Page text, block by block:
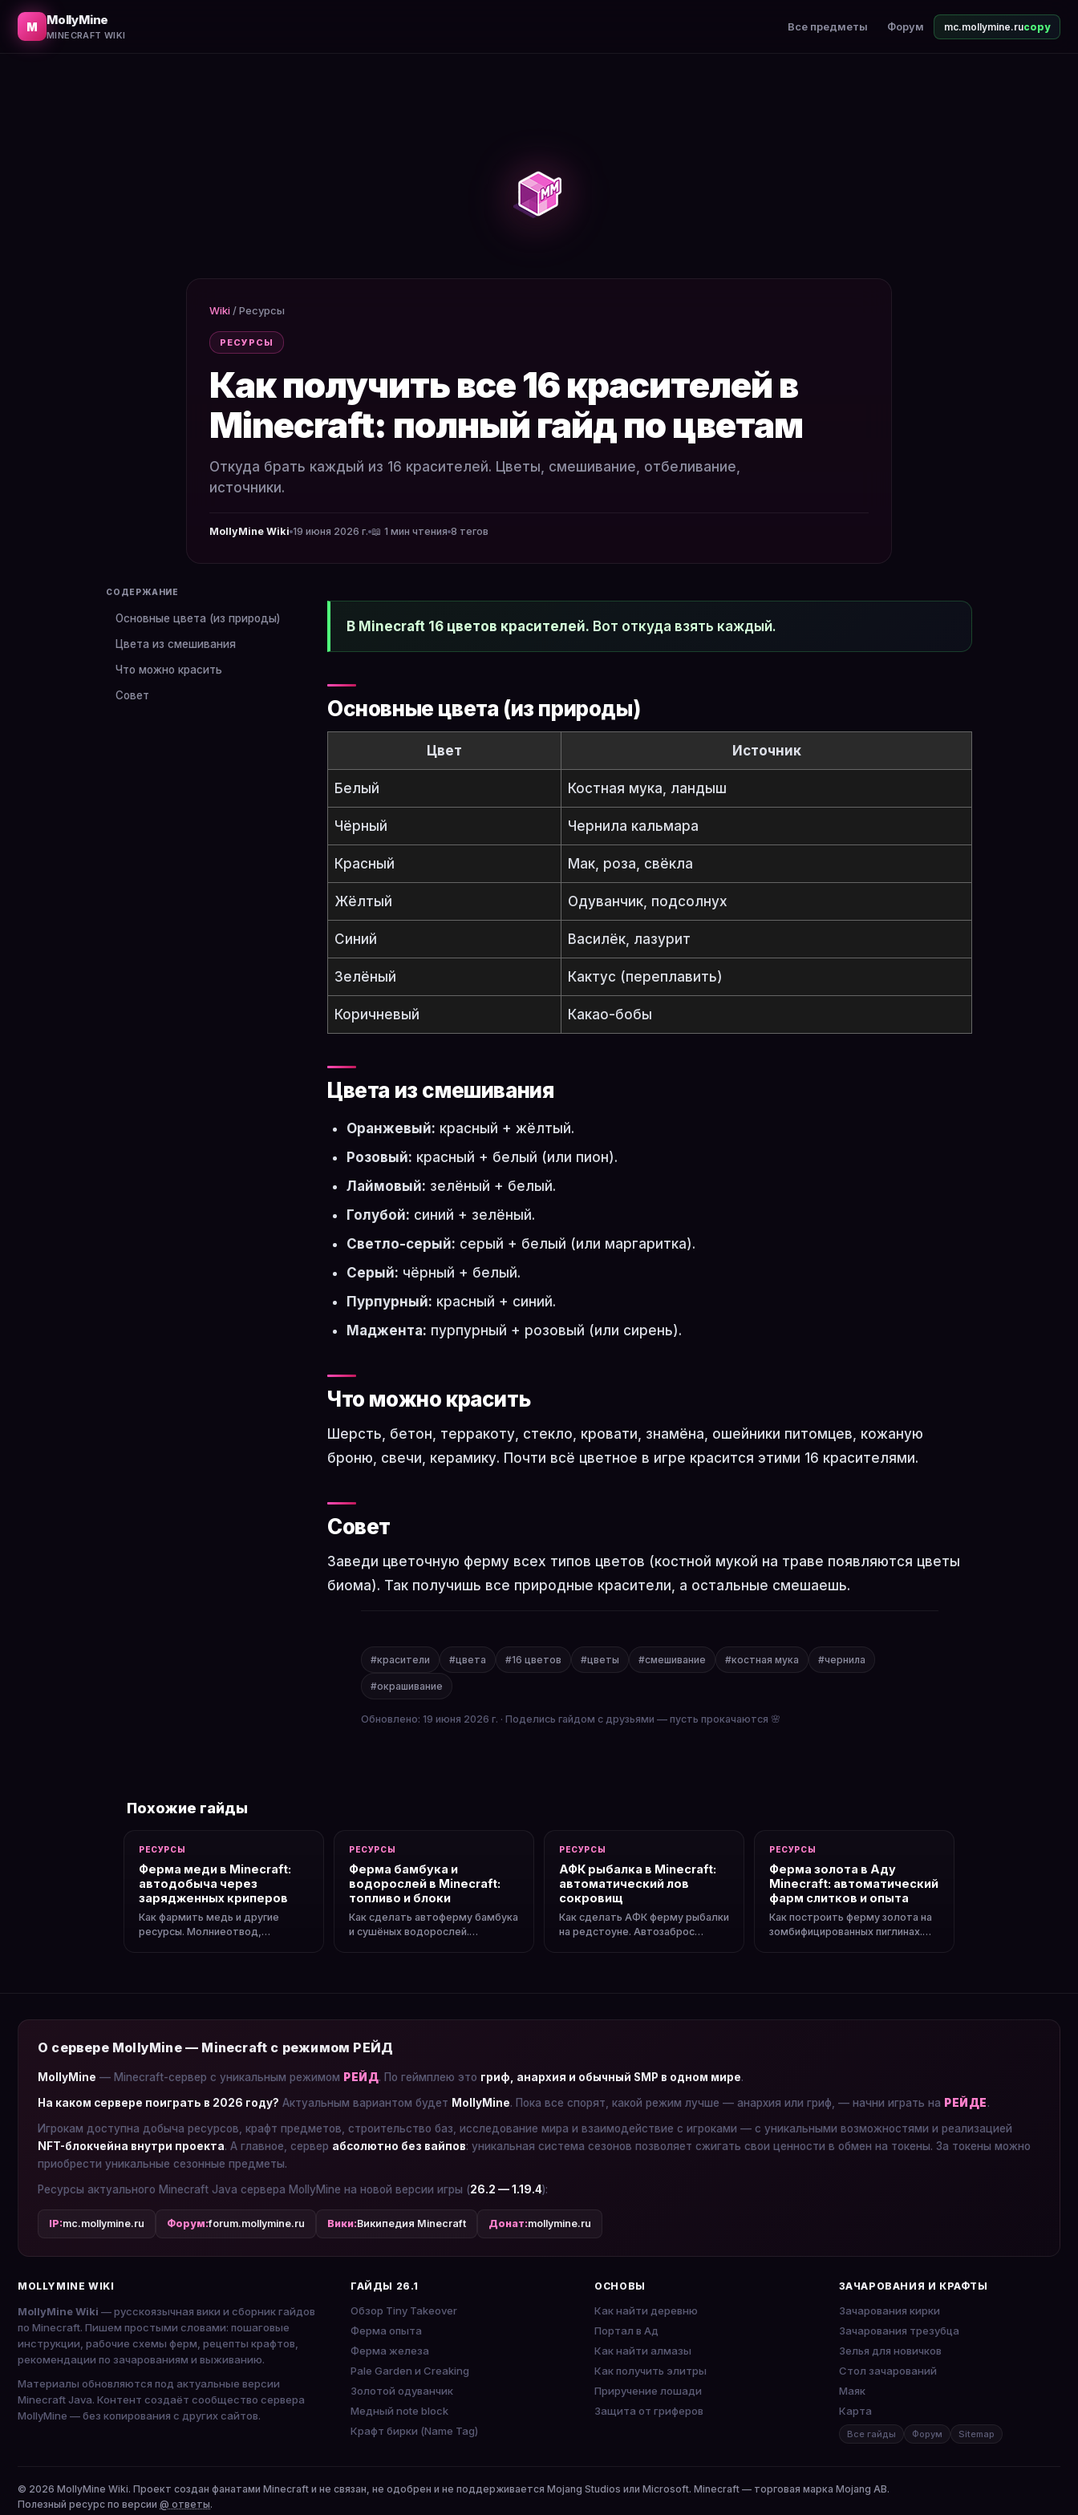
Откуда брать каждый из 16 красителей. Цветы, смешивание, отбеливание, источники.
M MollyMine
MINECRAFT WIKI
Все предметы Форум mc.mollymine.ru
Wiki /Ресурсы
РЕСУРСЫ
Как получить все 16 красителей в
Minecraft: полный гайд по цветам
Откуда брать каждый из 16 красителей. Цветы, смешивание, отбеливание,
источники.
MollyMine Wiki 19 июня 2026 г. 📖 1 мин чтения 8 тегов
СОДЕРЖАНИЕ
Основные цвета (из природы)
Цвета из смешивания
Что можно красить
Совет
В Minecraft 16 цветов красителей. Вот откуда взять каждый.
Основные цвета (из природы)
Цвет Источник
Белый Костная мука, ландыш
Чёрный Чернила кальмара
Красный Мак, роза, свёкла
Жёлтый Одуванчик, подсолнух
Синий Василёк, лазурит
Зелёный Кактус (переплавить)
Коричневый Какао-бобы
Цвета из смешивания
Оранжевый: красный + жёлтый.
Розовый: красный + белый (или пион).
Лаймовый: зелёный + белый.
Голубой: синий + зелёный.
Светло-серый: серый + белый (или маргаритка).
Серый: чёрный + белый.
Пурпурный: красный + синий.
Маджента: пурпурный + розовый (или сирень).
Что можно красить
Шерсть, бетон, терракоту, стекло, кровати, знамёна, ошейники питомцев, кожаную
броню, свечи, керамику. Почти всё цветное в игре красится этими 16 красителями.
Совет
Заведи цветочную ферму всех типов цветов (костной мукой на траве появляются цветы
биома). Так получишь все природные красители, а остальные смешаешь.
#красители #цвета #16 цветов #цветы #смешивание #костная мука #чернила
#окрашивание
Обновлено: 19 июня 2026 г. · Поделись гайдом с друзьями — пусть прокачаются 🌸
Похожие гайды
РЕСУРСЫ
Ферма меди в Minecraft:
автодобыча через
зарядженных криперов
Как фармить медь и другие
ресурсы. Молниеотвод,
РЕСУРСЫ
Ферма бамбука и
водорослей в Minecraft:
топливо и блоки
Как сделать автоферму бамбука
и сушёных водорослей.
РЕСУРСЫ
АФК рыбалка в Minecraft:
автоматический лов
сокровищ
Как сделать АФК ферму рыбалки
на редстоуне. Автозаброс
РЕСУРСЫ
Ферма золота в Аду
Minecraft: автоматический
фарм слитков и опыта
Как построить ферму золота на
зомбифицированных пиглинах.
О сервере MollyMine — Minecraft с режимом РЕЙД
MollyMine — Minecraft-сервер с уникальным режимом РЕЙД. По геймплею это гриф, анархия и обычный SMP в одном мире.
На каком сервере поиграть в 2026 году? Актуальным вариантом будет MollyMine. Пока все спорят, какой режим лучше — анархия или гриф, — начни играть на РЕЙДЕ.
Игрокам доступна добыча ресурсов, крафт предметов, строительство баз, исследование мира и взаимодействие с игроками — с уникальными возможностями и реализацией
NFT-блокчейна внутри проекта. А главное, сервер абсолютно без вайпов: уникальная система сезонов позволяет сжигать свои ценности в обмен на токены. За токены можно
приобрести уникальные сезонные предметы.
Ресурсы актуального Minecraft Java сервера MollyMine на новой версии игры (26.2 — 1.19.4):
IP:mc.mollymine.ru Форум:forum.mollymine.ru Вики:Википедия Minecraft Донат:mollymine.ru
MOLLYMINE WIKI
MollyMine Wiki — русскоязычная вики и сборник гайдов
по Minecraft. Пишем простыми словами: пошаговые
инструкции, рабочие схемы ферм, рецепты крафтов,
рекомендации по зачарованиям и выживанию.
Материалы обновляются под актуальные версии
Minecraft Java. Контент создаёт сообщество сервера
MollyMine — без копирования с других сайтов.
ГАЙДЫ 26.1
Обзор Tiny Takeover
Ферма опыта
Ферма железа
Pale Garden и Creaking
Золотой одуванчик
Медный note block
Крафт бирки (Name Tag)
ОСНОВЫ
Как найти деревню
Портал в Ад
Как найти алмазы
Как получить элитры
Приручение лошади
Защита от гриферов
ЗАЧАРОВАНИЯ И КРАФТЫ
Зачарования кирки
Зачарования трезубца
Зелья для новичков
Стол зачарований
Маяк
Карта
Все гайды Форум Sitemap
© 2026 MollyMine Wiki. Проект создан фанатами Minecraft и не связан, не одобрен и не поддерживается Mojang Studios или Microsoft. Minecraft — торговая марка Mojang AB.
Полезный ресурс по версии @ ответы.